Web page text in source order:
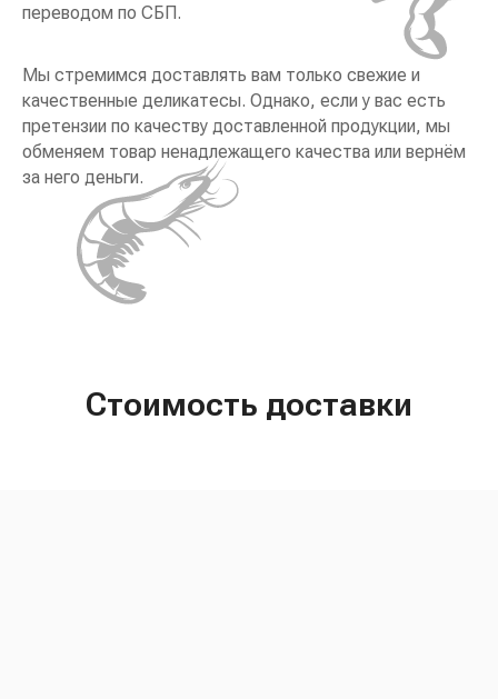
переводом по СБП.
Мы стремимся доставлять вам только свежие и
качественные деликатесы. Однако, если у вас есть
претензии по качеству доставленной продукции, мы
обменяем товар ненадлежащего качества или вернём
за него деньги.
Стоимость доставки